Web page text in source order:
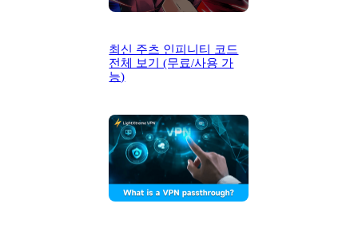
최신 주츠 인피니티 코드
전체 보기 (무료/사용 가
능)